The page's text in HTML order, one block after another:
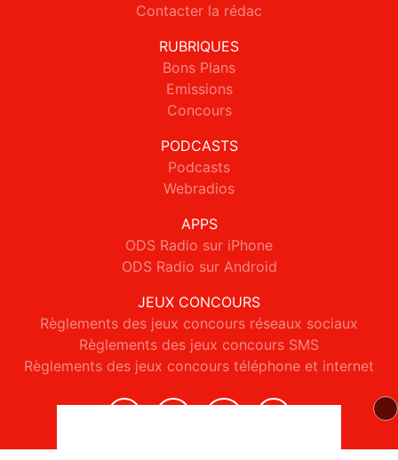
Contacter la rédac
RUBRIQUES
Bons Plans
Emissions
Concours
PODCASTS
Podcasts
Webradios
APPS
ODS Radio sur iPhone
ODS Radio sur Android
JEUX CONCOURS
Règlements des jeux concours réseaux sociaux
Règlements des jeux concours SMS
Règlements des jeux concours téléphone et internet